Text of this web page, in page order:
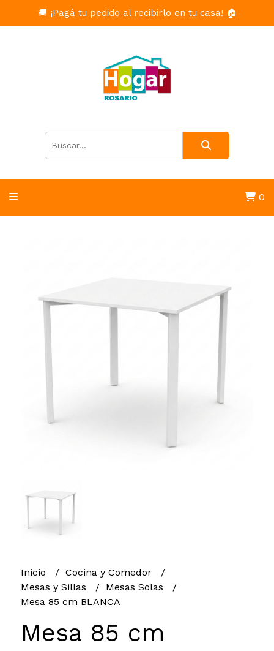
🚚 ¡Pagá tu pedido al recibirlo en tu casa! 🏠
0
Inicio
Cocina y Comedor
Mesas y Sillas
Mesas Solas
Mesa 85 cm BLANCA
Mesa 85 cm